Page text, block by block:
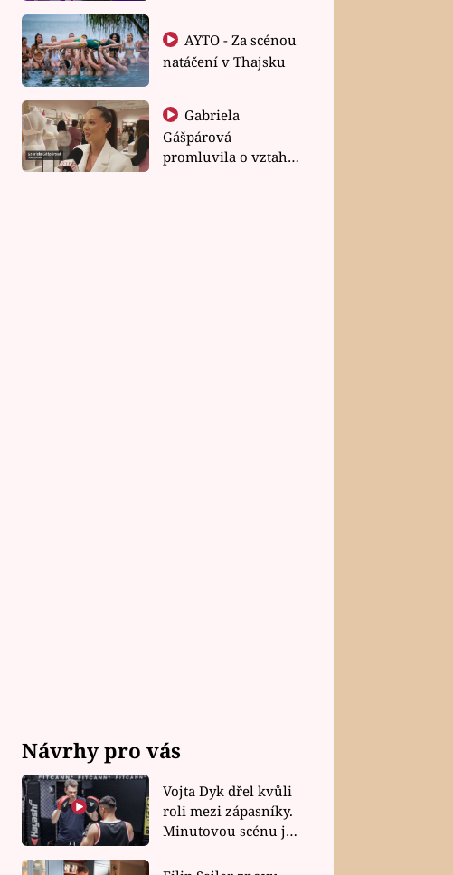
natáčení v Thajsku
Gabriela
Gášpárová
promluvila o vztahu
Návrhy pro vás
Vojta Dyk dřel kvůli
roli mezi zápasníky.
Minutovou scénu jel